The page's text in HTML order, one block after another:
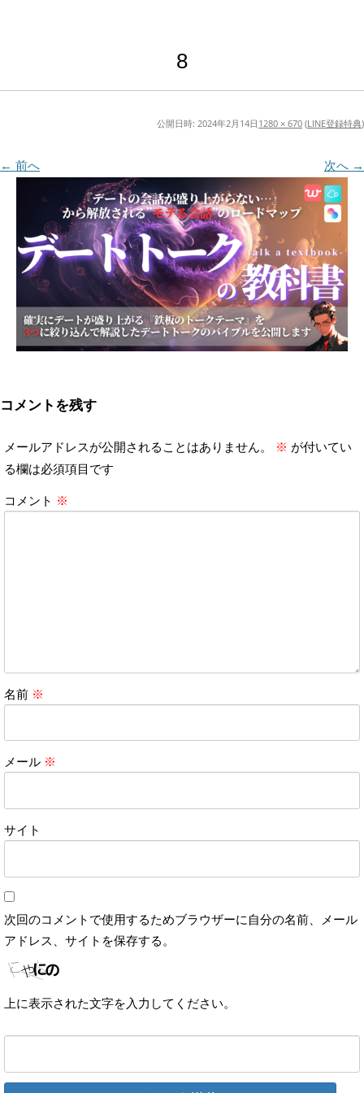
8
公開日時: 2024年2月14日 1280 × 670 (LINE登録特典)
← 前へ 次へ →
コメントを残す
メールアドレスが公開されることはありません。 ※ が付いてい
る欄は必須項目です
コメント ※
名前 ※
メール ※
サイト
次回のコメントで使用するためブラウザーに自分の名前、メール
アドレス、サイトを保存する。
上に表示された文字を入力してください。